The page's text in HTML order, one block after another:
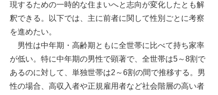
現するための一時的な住まいへと志向が変化したとも解
釈できる。以下では、主に前者に関して性別ごとに考察
を進めたい。
男性は中年期・高齢期ともに全世帯に比べて持ち家率
が低い。特に中年期の男性で顕著で、全世帯は5～8割で
あるのに対して、単独世帯は2～6割の間で推移する。男
性の場合、高収入者や正規雇用者など社会階層の高い者